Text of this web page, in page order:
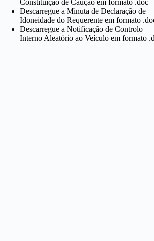
Constituição de Caução em formato .doc
Descarregue a Minuta de Declaração de
Idoneidade do Requerente em formato
Descarregue a Notificação de Controlo
Interno Aleatório ao Veículo em formato